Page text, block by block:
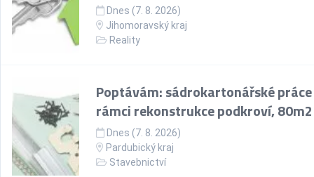
Dnes (7. 8. 2026)
Jihomoravský kraj
Reality
Poptávám: sádrokartonářské
rámci rekonstrukce podkroví, 80m2
Dnes (7. 8. 2026)
Pardubický kraj
Stavebnictví